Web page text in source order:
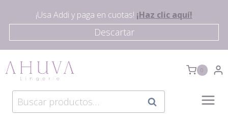
¡Usa Addi y paga en cuotas! ¡Haz clic aquí!
Descartar
0
Buscar
por:
Buscar